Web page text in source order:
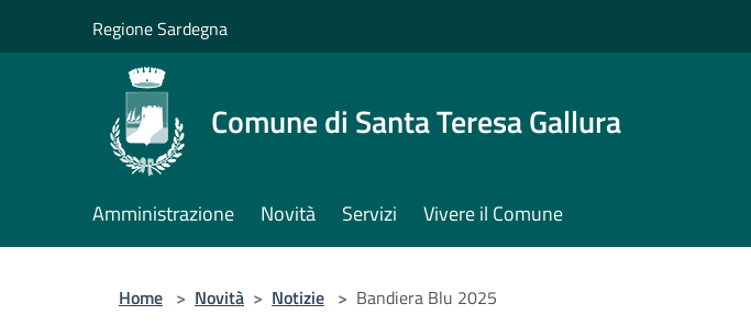
Regione Sardegna
Comune di Santa Teresa Gallura
Amministrazione Novità Servizi Vivere il Comune
Home > Novità > Notizie > Bandiera Blu 2025